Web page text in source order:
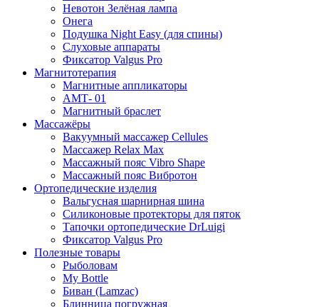
Невотон Зелёная лампа
Онега
Подушка Night Easy (для спины)
Слуховые аппараты
Фиксатор Valgus Pro
Магнитотерапия
Магнитные аппликаторы
АМТ- 01
Магнитный браслет
Массажёры
Вакуумный массажер Cellules
Массажер Relax Max
Массажный пояс Vibro Shape
Массажный пояс Вибротон
Ортопедические изделия
Вальгусная шарнирная шина
Силиконовые протекторы для пяток
Тапочки ортопедические DrLuigi
Фиксатор Valgus Pro
Полезные товары
Рыболовам
My Bottle
Биван (Lamzac)
Блинница погружная